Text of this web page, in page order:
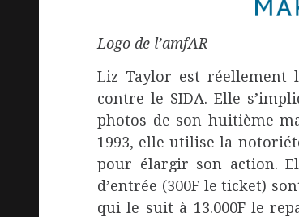
Logo de l’amfAR
Liz Taylor est réellement
contre le SIDA. Elle
photos de son huitième
1993, elle utilise la
pour élargir son action.
d’entrée (300F le ticket)
qui le suit à 13.000F le